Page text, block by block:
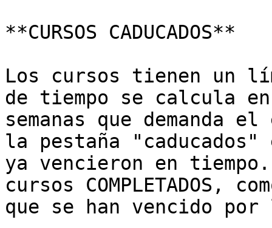
**CURSOS CADUCADOS**
Los cursos tienen un
de tiempo se calcula
semanas que demanda
la pestaña
ya vencieron en
cursos COMPLETADOS,
que se han vencido